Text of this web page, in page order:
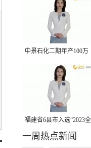
中景石化二期年产100万
吨丙烷脱氢项目建成中交
福建省6县市入选“2023全
国县域发展潜力百强县”
一周热点新闻